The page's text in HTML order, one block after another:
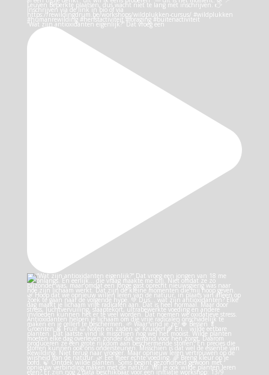
“Wat zijn antioxidanten eigenlijk?” Dat vroeg een